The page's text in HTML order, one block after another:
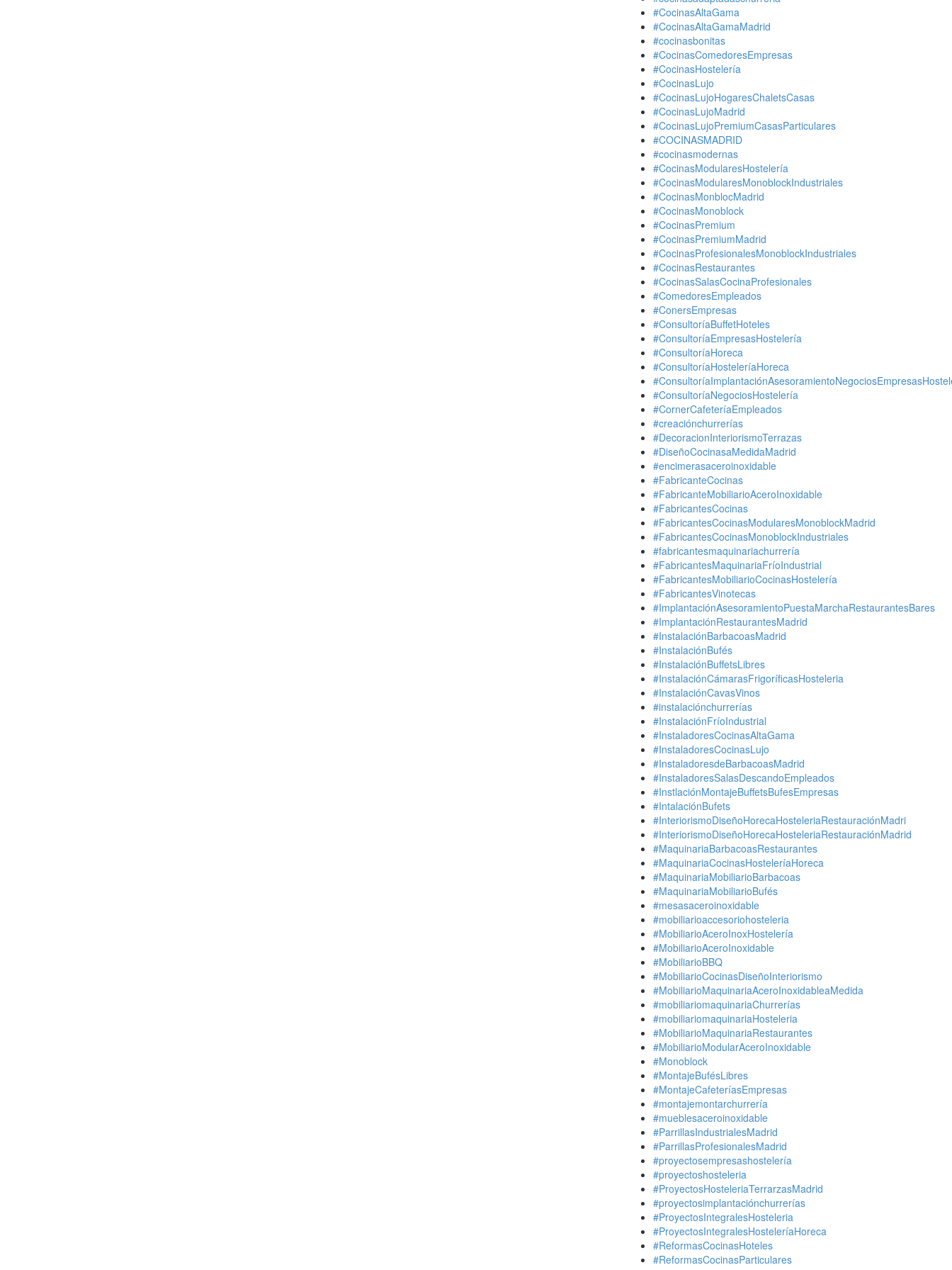
#CocinasAltaGama
#CocinasAltaGamaMadrid
#cocinasbonitas
#CocinasComedoresEmpresas
#CocinasHostelería
#CocinasLujo
#CocinasLujoHogaresChaletsCasas
#CocinasLujoMadrid
#CocinasLujoPremiumCasasParticulares
#COCINASMADRID
#cocinasmodernas
#CocinasModularesHostelería
#CocinasModularesMonoblockIndustriales
#CocinasMonblocMadrid
#CocinasMonoblock
#CocinasPremium
#CocinasPremiumMadrid
#CocinasProfesionalesMonoblockIndustriales
#CocinasRestaurantes
#CocinasSalasCocinaProfesionales
#ComedoresEmpleados
#ConersEmpresas
#ConsultoríaBuffetHoteles
#ConsultoríaEmpresasHostelería
#ConsultoríaHoreca
#ConsultoríaHosteleríaHoreca
#ConsultoríaNegociosHostelería
#CornerCafeteríaEmpleados
#creaciónchurrerías
#DecoracionInteriorismoTerrazas
#DiseñoCocinasaMedidaMadrid
#encimerasaceroinoxidable
#FabricanteCocinas
#FabricanteMobiliarioAceroInoxidable
#FabricantesCocinas
#FabricantesCocinasModularesMonoblockMadrid
#FabricantesCocinasMonoblockIndustriales
#fabricantesmaquinariachurrería
#FabricantesMaquinariaFríoIndustrial
#FabricantesMobiliarioCocinasHostelería
#FabricantesVinotecas
#ImplantaciónAsesoramientoPuestaMarchaRestaurantesBares
#ImplantaciónRestaurantesMadrid
#InstalaciónBarbacoasMadrid
#InstalaciónBufés
#InstalaciónBuffetsLibres
#InstalaciónCámarasFrigoríficasHosteleria
#InstalaciónCavasVinos
#instalaciónchurrerías
#InstalaciónFríoIndustrial
#InstaladoresCocinasAltaGama
#InstaladoresCocinasLujo
#InstaladoresdeBarbacoasMadrid
#InstaladoresSalasDescandoEmpleados
#InstlaciónMontajeBuffetsBufesEmpresas
#IntalaciónBufets
#InteriorismoDiseñoHorecaHosteleriaRestauraciónMadri
#InteriorismoDiseñoHorecaHosteleriaRestauraciónMadrid
#MaquinariaBarbacoasRestaurantes
#MaquinariaCocinasHosteleríaHoreca
#MaquinariaMobiliarioBarbacoas
#MaquinariaMobiliarioBufés
#mesasaceroinoxidable
#mobiliarioaccesoriohosteleria
#MobiliarioAceroInoxHostelería
#MobiliarioAceroInoxidable
#MobiliarioBBQ
#MobiliarioCocinasDiseñoInteriorismo
#MobiliarioMaquinariaAceroInoxidableaMedida
#mobiliariomaquinariaChurrerías
#mobiliariomaquinariaHosteleria
#MobiliarioMaquinariaRestaurantes
#MobiliarioModularAceroInoxidable
#Monoblock
#MontajeBufésLibres
#MontajeCafeteríasEmpresas
#montajemontarchurrería
#mueblesaceroinoxidable
#ParrillasIndustrialesMadrid
#ParrillasProfesionalesMadrid
#proyectosempresashostelería
#proyectoshosteleria
#ProyectosHosteleriaTerrarzasMadrid
#proyectosimplantaciónchurrerías
#ProyectosIntegralesHosteleria
#ProyectosIntegralesHosteleríaHoreca
#ReformasCocinasHoteles
#ReformasCocinasParticulares